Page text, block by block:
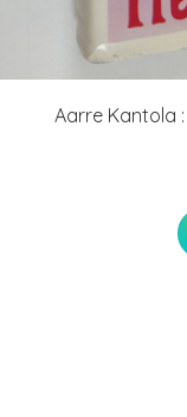
Aarre Kantola